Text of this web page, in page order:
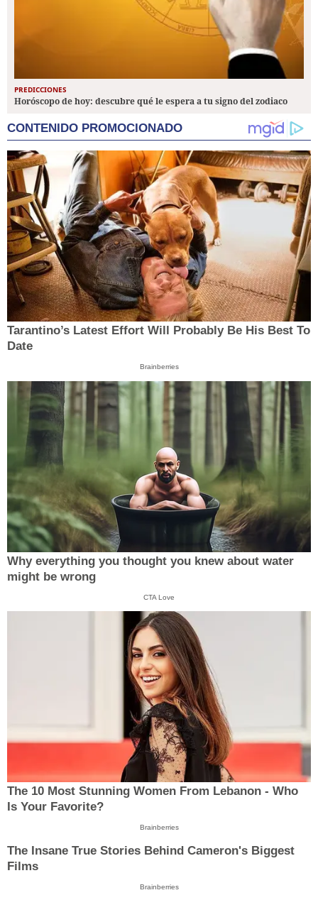
PREDICCIONES
Horóscopo de hoy: descubre qué le espera a tu signo del zodiaco
CONTENIDO PROMOCIONADO
Tarantino’s Latest Effort Will Probably Be His Best To
Date
Brainberries
Why everything you thought you knew about water
might be wrong
CTA Love
The 10 Most Stunning Women From Lebanon - Who
Is Your Favorite?
Brainberries
The Insane True Stories Behind Cameron's Biggest
Films
Brainberries